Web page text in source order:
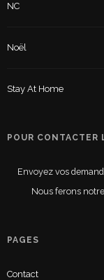
NC
Noël
Stay At Home
POUR CONTACTER
Envoyez vos
Nous ferons
PAGES
Contact